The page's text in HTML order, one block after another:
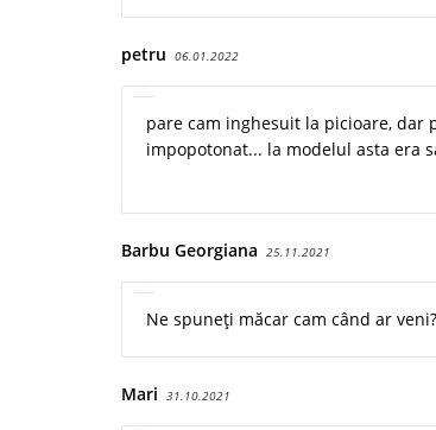
petru 06.01.2022
pare cam inghesuit la picioare, dar
impopotonat... la modelul asta era
Barbu Georgiana 25.11.2021
Ne spuneți măcar cam când ar
Mari 31.10.2021